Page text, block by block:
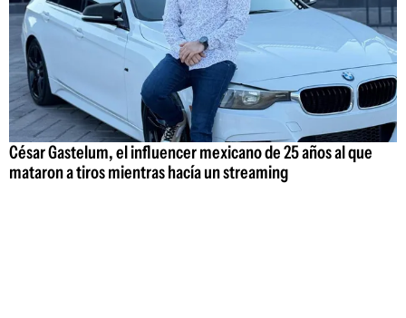
César Gastelum, el influencer mexicano de 25 años al que
mataron a tiros mientras hacía un streaming